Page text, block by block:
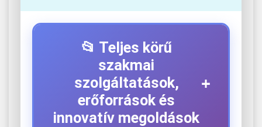
📂 Teljes körű
szakmai
szolgáltatások,
erőforrások és
innovatív megoldások
+